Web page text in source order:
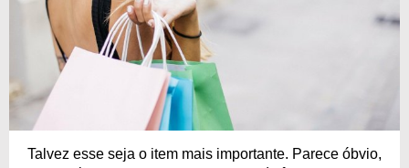
Talvez esse seja o item mais importante. Parece óbvio,